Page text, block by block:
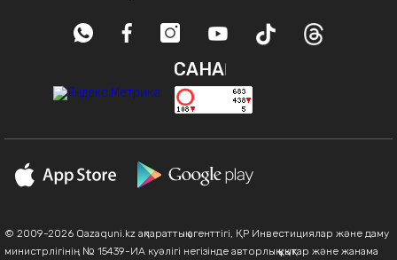
САНАҚ
© 2009-2026 Qazaquni.kz ақпараттық агенттігі, ҚР Инвестициялар және даму
министрлігінің № 15439-ИА куәлігі негізінде авторлық құқықтар және жанама